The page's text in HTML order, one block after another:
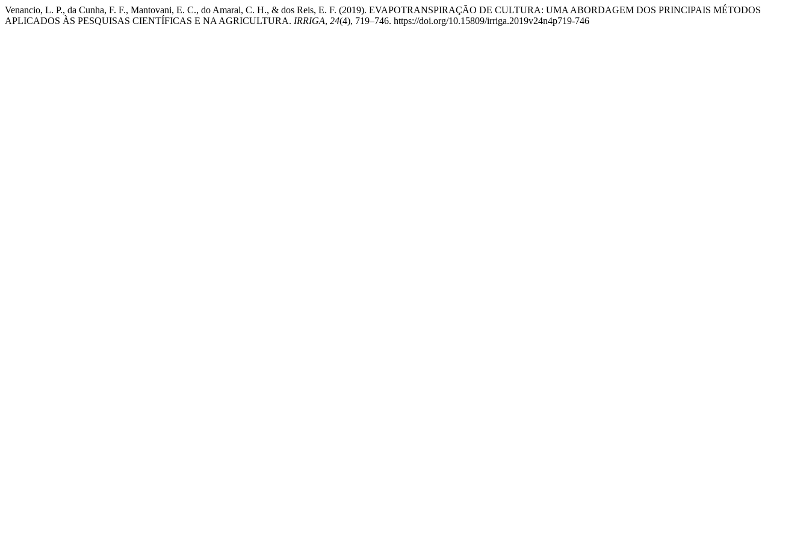
Venancio, L. P., da Cunha, F. F., Mantovani, E. C., do Amaral, C. H., & dos Reis, E. F. (2019). EVAPOTRANSPIRAÇÃO DE CULTURA: UMA ABORDAGEM DOS PRINCIPAIS MÉTODOS
APLICADOS ÀS PESQUISAS CIENTÍFICAS E NA AGRICULTURA. IRRIGA, 24(4), 719–746. https://doi.org/10.15809/irriga.2019v24n4p719-746